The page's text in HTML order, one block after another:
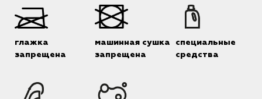
глажка
запрещена
машинная сушка
запрещена
специальные
средства